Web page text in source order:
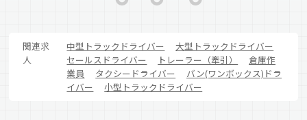
関連求
人
中型トラックドライバー
大型トラックドライバー
セールスドライバー
トレーラー（牽引）
倉庫作
業員
タクシードライバー
バン(ワンボックス)ドラ
イバー
小型トラックドライバー